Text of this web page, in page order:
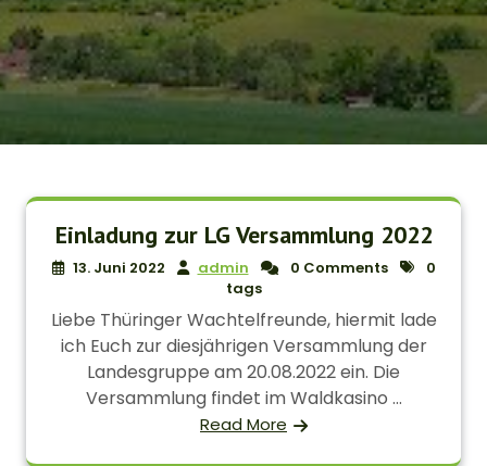
Einladung zur LG Versammlung 2022
13. Juni 2022 admin 0 Comments
0
tags
Liebe Thüringer Wachtelfreunde, hiermit lade
ich Euch zur diesjährigen Versammlung der
Landesgruppe am 20.08.2022 ein. Die
Versammlung findet im Waldkasino ...
Read More